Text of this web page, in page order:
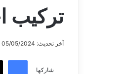
تركيب
آخر تحديث: 05/05/2024
شاركها